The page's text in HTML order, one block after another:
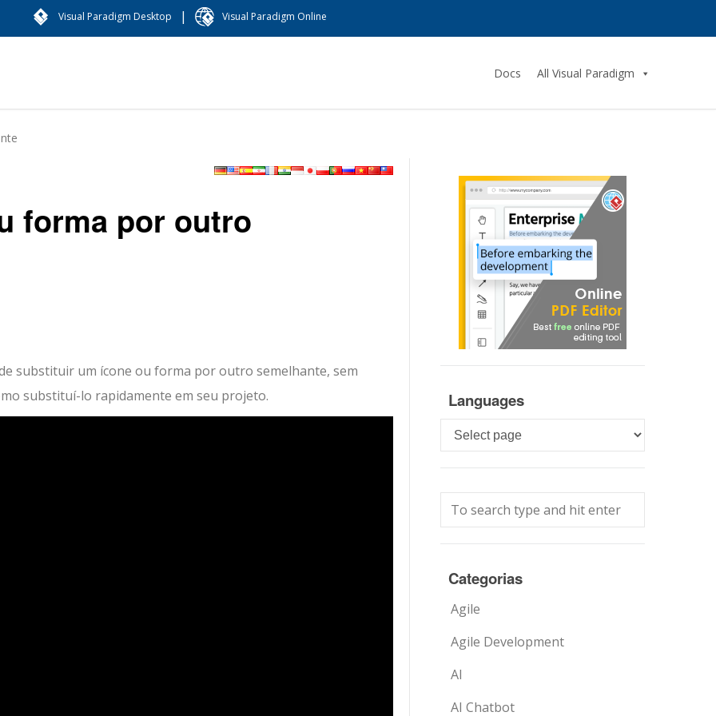
Visual Paradigm Desktop | Visual Paradigm Online
Docs All Visual Paradigm
forma por outro
substituir um ícone ou forma por outro semelhante, sem
substituí-lo rapidamente em seu projeto.
Languages
Languages
Categorias
Agile
Agile Development
AI
AI Chatbot